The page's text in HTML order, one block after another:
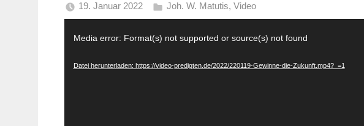
19. Januar 2022
Berliner
Predigten
Joh. W. Matutis, Video
Player
Media error: Format(s) not supported or source(s) not found
Datei herunterladen: https://video-predigten.de/2022/220119-Gewinne-die-Zukunft.mp4?_=1